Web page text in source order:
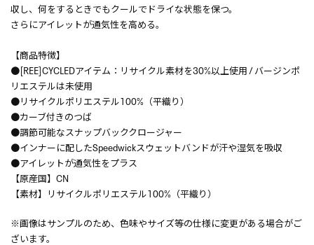
収し、何をするときでもクールでドライな状態を保つ。
さらにアイレットが通気性を高める。
【商品特徴】
●[REE]CYCLEDアイテム：リサイクル素材を30%以上使用 / バージンポ
リエステルは未使用
●リサイクルポリエステル100%（平織り）
●カーブ付きのつば
●調節可能なスナップバッククロージャー
●インナーに配したSpeedwickスウェットバンドが汗や湿気を吸収
●アイレットが通気性をプラス
【原産国】CN
【素材】リサイクルポリエステル100%（平織り）
※画像はサンプルのため、色味やサイズ等の仕様に変更がある場合がご
ざいます。